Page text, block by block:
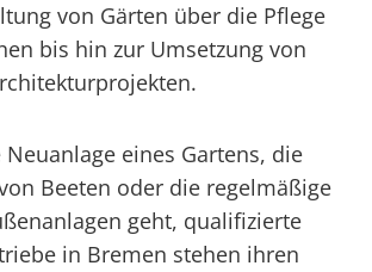
von Gärten über die Pflege
bis hin zur Umsetzung von
eines Gartens, die
Beeten oder die regelmäßige
geht, qualifizierte
in Bremen stehen ihren